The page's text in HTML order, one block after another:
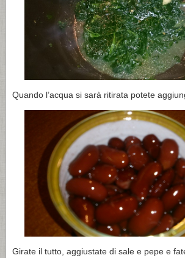
Quando l’acqua si sarà ritirata potete
Girate il tutto, aggiustate di sale e pepe e